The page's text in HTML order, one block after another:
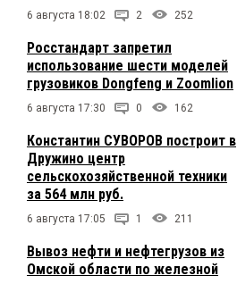
6 августа 18:02 2 252
Росстандарт запретил
использование шести моделей
грузовиков Dongfeng и Zoomlion
6 августа 17:30 0 162
Константин СУВОРОВ построит в
Дружино центр
сельскохозяйственной техники
за 564 млн руб.
6 августа 17:05 1 211
Вывоз нефти и нефтегрузов из
Омской области по железной